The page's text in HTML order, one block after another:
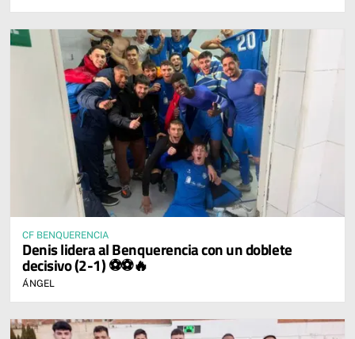
CF BENQUERENCIA
Denis lidera al Benquerencia con un doblete
decisivo (2-1) ⚽⚽🔥
ÁNGEL